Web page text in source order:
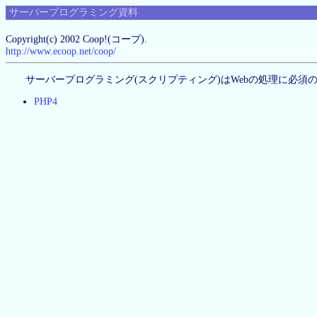
サーバープログラミング資料
Copyright(c) 2002 Coop!(コープ).
http://www.ecoop.net/coop/
サーバープログラミング(スクリプティング)はWebの処理に必須の
PHP4